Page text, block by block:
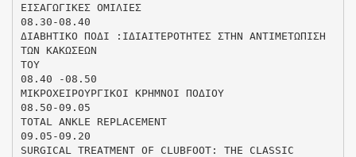
ΕΙΣΑΓΩΓΙΚΕΣ ΟΜΙΛΙΕΣ
08.30-08.40
ΔΙΑΒΗΤΙΚΟ ΠΟΔΙ :ΙΔΙΑΙΤΕΡΟΤΗΤΕΣ ΣΤΗΝ ΑΝΤΙΜΕΤΩΠΙΣΗ
ΤΩΝ ΚΑΚΩΣΕΩΝ
ΤΟΥ
08.40 -08.50
ΜΙΚΡΟΧΕΙΡΟΥΡΓΙΚΟΙ ΚΡΗΜΝΟΙ ΠΟΔΙΟΥ
08.50-09.05
TOTAL ANKLE REPLACEMENT
09.05-09.20
SURGICAL TREATMENT OF CLUBFOOT: THE CLASSIC